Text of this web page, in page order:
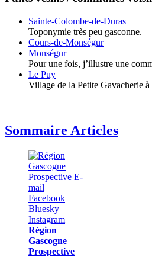
Sainte-Colombe-de-Duras
Toponymie très peu gasconne.
Cours-de-Monségur
Monségur
Pour une fois, j’illustre une
Le Puy
Village de la Petite Gavacherie
Sommaire Articles
Région
Gascogne
Prospective